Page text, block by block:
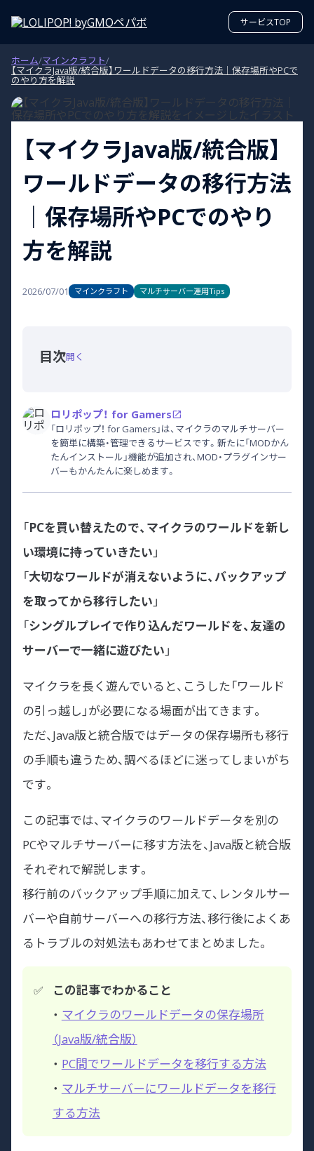
サービスTOP
ホーム/マインクラフト/
【マイクラJava版/統合版】ワールドデータの移行方法｜保存場所やPCで
のやり方を解説
【マイクラJava版/統合版】
ワールドデータの移行方法
｜保存場所やPCでのやり
方を解説
2026/07/01 マインクラフト マルチサーバー運用Tips
目次開く
ロリポップ！ for Gamers
「ロリポップ！ for Gamers」は、マイクラのマルチサーバー
を簡単に構築・管理できるサービスです。新たに「MODかん
たんインストール」機能が追加され、MOD・プラグインサー
バーもかんたんに楽しめます。
「PCを買い替えたので、マイクラのワールドを新し
い環境に持っていきたい 」
「大切なワールドが消えないように、バックアップ
を取ってから移行したい 」
「シングルプレイで作り込んだワールドを、友達の
サーバーで一緒に遊びたい 」
マイクラを長く遊んでいると、こうした「ワールド
の引っ越し」が必要になる場面が出てきます。
ただ、Java版と統合版ではデータの保存場所も移行
の手順も違うため、調べるほどに迷ってしまいがち
です。
この記事では、マイクラのワールドデータを別の
PCやマルチサーバーに移す方法を、Java版と統合版
それぞれで解説します。
移行前のバックアップ手順に加えて、レンタルサー
バーや自前サーバーへの移行方法、移行後によくあ
るトラブルの対処法もあわせてまとめました。
この記事でわかること
・ マイクラのワールドデータの保存場所
（Java版/統合版）
・ PC間でワールドデータを移行する方法
・ マルチサーバーにワールドデータを移行
する方法